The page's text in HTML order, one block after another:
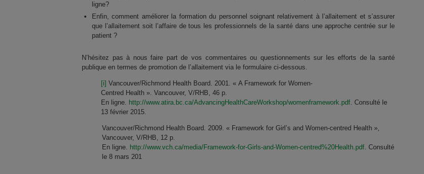
ligne?
Enfin, comment améliorer la formation du personnel soignant relativement à l’allaitement et s’assurer
que l’allaitement soit l’affaire de tous les professionnels de la santé dans une approche centrée sur le
patient ?
N’hésitez pas à nous faire part de vos commentaires ou questionnements sur les efforts de la santé
publique en termes de promotion de l’allaitement via le formulaire ci-dessous.
[i] Vancouver/Richmond Health Board. 2001. « A Framework for Women-
Centred Health ». Vancouver, V/RHB, 46 p.
En ligne. http://www.atira.bc.ca/AdvancingHealthCareWorkshop/womenframework.pdf. Consulté le
13 février 2015.
Vancouver/Richmond Health Board. 2009. « Framework for Girl’s and Women-centred Health »,
Vancouver, V/RHB, 12 p.
En ligne. http://www.vch.ca/media/Framework-for-Girls-and-Women-centred%20Health.pdf. Consulté
le 8 mars 201